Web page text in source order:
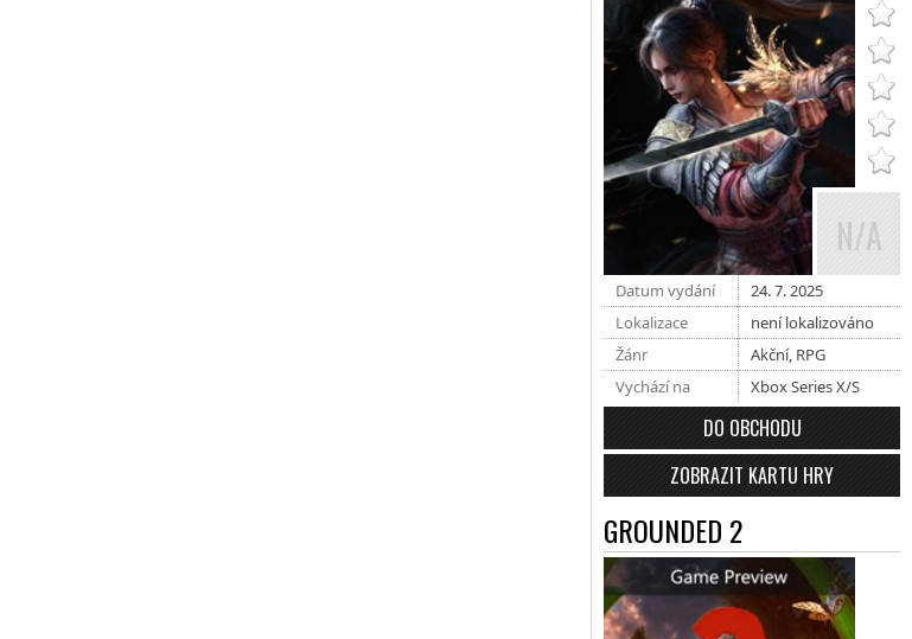
N/A
Datum vydání
24. 7. 2025
Lokalizace
není lokalizováno
Žánr
Akční, RPG
Vychází na
Xbox Series X/S
DO OBCHODU
ZOBRAZIT KARTU HRY
GROUNDED 2